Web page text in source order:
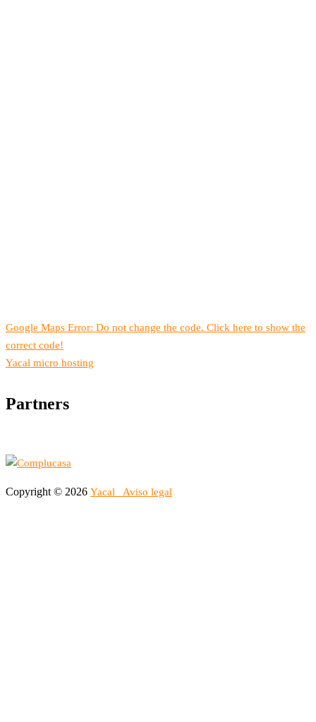
Google Maps Error: Do not change the code. Click here to show the
correct code!
Yacal micro hosting
Partners
Copyright © 2026 Yacal Aviso legal